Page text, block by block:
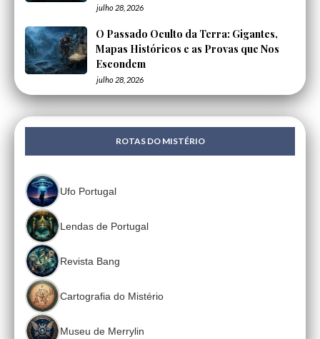
julho 28, 2026
O Passado Oculto da Terra: Gigantes,
Mapas Históricos e as Provas que Nos
Escondem
julho 28, 2026
ROTAS DO MISTÉRIO
Ufo Portugal
Lendas de Portugal
Revista Bang
Cartografia do Mistério
Museu de Merrylin